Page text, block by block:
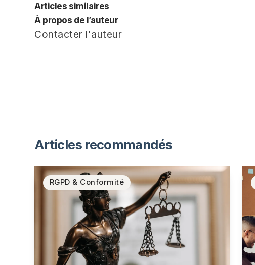
Articles similaires
À propos de l’auteur
Contacter l'auteur
Articles recommandés
RGPD & Conformité